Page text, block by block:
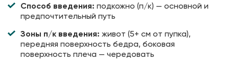
Способ введения: подкожно (п/к) — основной и
предпочтительный путь
Зоны п/к введения: живот (5+ см от пупка),
передняя поверхность бедра, боковая
поверхность плеча — чередовать